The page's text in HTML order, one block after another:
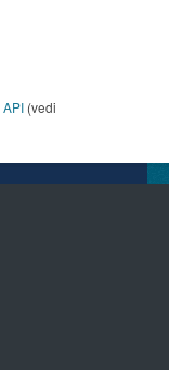
API (vedi